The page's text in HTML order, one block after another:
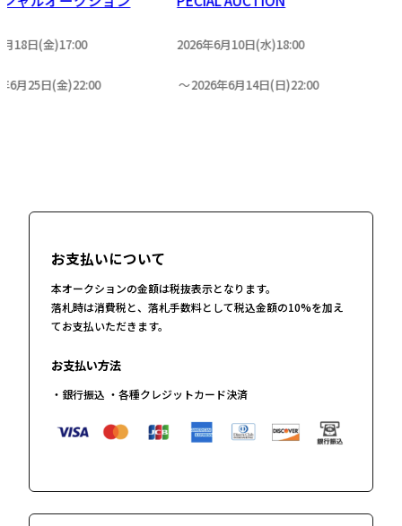
18日(金)17:00
6月25日(金)22:00
2026年6月10日(水)18:00
2026年6月14日(日)22:00
お支払いについて
本オークションの金額は税抜表示となります。
落札時は消費税と、落札手数料として税込金額の10%を加え
てお支払いただきます。
お支払い方法
・銀行振込 ・各種クレジットカード決済